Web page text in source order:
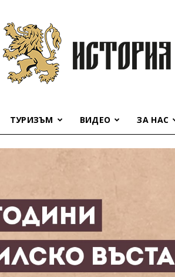
история
ТУРИЗЪМ ВИДЕО ЗА НАС